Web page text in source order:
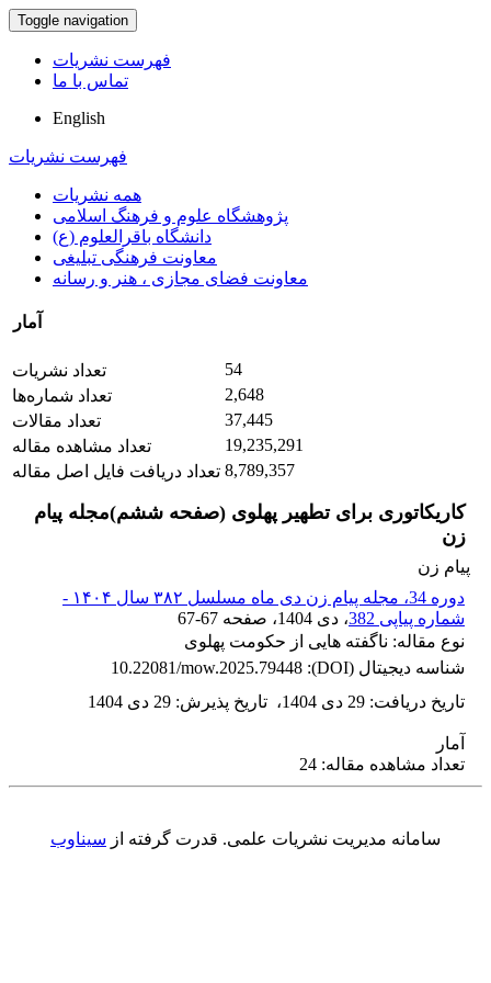
Toggle navigation
فهرست نشریات
تماس با ما
English
فهرست نشریات
همه نشریات
پژوهشگاه علوم و فرهنگ اسلامی
دانشگاه باقرالعلوم (ع)
معاونت فرهنگی تبلیغی
معاونت فضای مجازی ، هنر و رسانه
آمار
تعداد نشریات
54
تعداد شماره‌ها
2,648
تعداد مقالات
37,445
تعداد مشاهده مقاله
19,235,291
تعداد دریافت فایل اصل مقاله 8,789,357
کاریکاتوری برای تطهیر پهلوی (صفحه ششم)مجله پیام
زن
پیام زن
دوره 34، مجله پیام زن دی ماه مسلسل ۳۸۲ سال ۱۴۰۴ -
شماره پیاپی 382
، دی 1404 ، صفحه 67-67
نوع مقاله: ناگفته هایی از حکومت پهلوی
شناسه دیجیتال (DOI):
10.22081/mow.2025.79448
تاریخ دریافت: 29 دی 1404 ، تاریخ پذیرش: 29 دی 1404
آمار
تعداد مشاهده مقاله: 24
سامانه مدیریت نشریات علمی. قدرت گرفته از سیناوب